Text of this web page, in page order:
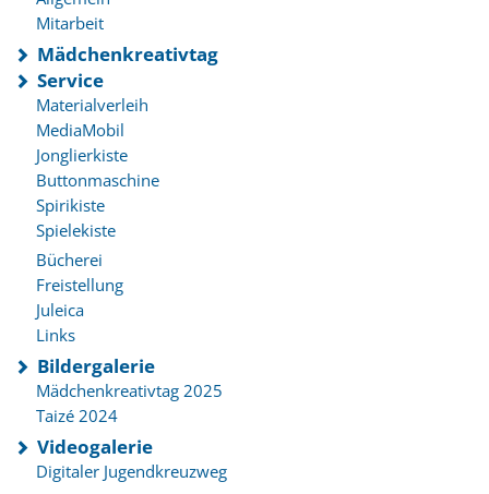
Mitarbeit
Mädchenkreativtag
Service
Materialverleih
MediaMobil
Jonglierkiste
Buttonmaschine
Spirikiste
Spielekiste
Bücherei
Freistellung
Juleica
Links
Bildergalerie
Mädchenkreativtag 2025
Taizé 2024
Videogalerie
Digitaler Jugendkreuzweg